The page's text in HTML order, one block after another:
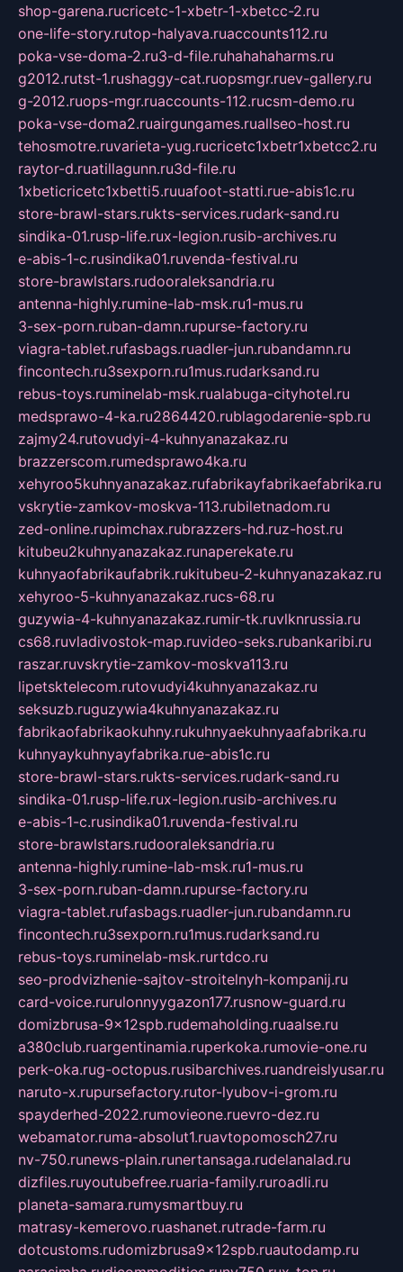
shop-garena.rucricetc-1-xbetr-1-xbetcc-2.ru
one-life-story.rutop-halyava.ruaccounts112.ru
poka-vse-doma-2.ru3-d-file.ruhahahaharms.ru
g2012.rutst-1.rushaggy-cat.ruopsmgr.ruev-gallery.ru
g-2012.ruops-mgr.ruaccounts-112.rucsm-demo.ru
poka-vse-doma2.ruairgungames.ruallseo-host.ru
tehosmotre.ruvarieta-yug.rucricetc1xbetr1xbetcc2.ru
raytor-d.ruatillagunn.ru3d-file.ru
1xbeticricetc1xbetti5.ruuafoot-statti.rue-abis1c.ru
store-brawl-stars.rukts-services.rudark-sand.ru
sindika-01.rusp-life.rux-legion.rusib-archives.ru
e-abis-1-c.rusindika01.ruvenda-festival.ru
store-brawlstars.rudooraleksandria.ru
antenna-highly.rumine-lab-msk.ru1-mus.ru
3-sex-porn.ruban-damn.rupurse-factory.ru
viagra-tablet.rufasbags.ruadler-jun.rubandamn.ru
fincontech.ru3sexporn.ru1mus.rudarksand.ru
rebus-toys.ruminelab-msk.rualabuga-cityhotel.ru
medsprawo-4-ka.ru2864420.rublagodarenie-spb.ru
zajmy24.rutovudyi-4-kuhnyanazakaz.ru
brazzerscom.rumedsprawo4ka.ru
xehyroo5kuhnyanazakaz.rufabrikayfabrikaefabrika.ru
vskrytie-zamkov-moskva-113.rubiletnadom.ru
zed-online.rupimchax.rubrazzers-hd.ruz-host.ru
kitubeu2kuhnyanazakaz.runaperekate.ru
kuhnyaofabrikaufabrik.rukitubeu-2-kuhnyanazakaz.ru
xehyroo-5-kuhnyanazakaz.rucs-68.ru
guzywia-4-kuhnyanazakaz.rumir-tk.ruvlknrussia.ru
cs68.ruvladivostok-map.ruvideo-seks.rubankaribi.ru
raszar.ruvskrytie-zamkov-moskva113.ru
lipetsktelecom.rutovudyi4kuhnyanazakaz.ru
seksuzb.ruguzywia4kuhnyanazakaz.ru
fabrikaofabrikaokuhny.rukuhnyaekuhnyaafabrika.ru
kuhnyaykuhnyayfabrika.rue-abis1c.ru
store-brawl-stars.rukts-services.rudark-sand.ru
sindika-01.rusp-life.rux-legion.rusib-archives.ru
e-abis-1-c.rusindika01.ruvenda-festival.ru
store-brawlstars.rudooraleksandria.ru
antenna-highly.rumine-lab-msk.ru1-mus.ru
3-sex-porn.ruban-damn.rupurse-factory.ru
viagra-tablet.rufasbags.ruadler-jun.rubandamn.ru
fincontech.ru3sexporn.ru1mus.rudarksand.ru
rebus-toys.ruminelab-msk.rurtdco.ru
seo-prodvizhenie-sajtov-stroitelnyh-kompanij.ru
card-voice.rurulonnyygazon177.rusnow-guard.ru
domizbrusa-9x12spb.rudemaholding.ruaalse.ru
a380club.ruargentinamia.ruperkoka.rumovie-one.ru
perk-oka.rug-octopus.rusibarchives.ruandreislyusar.ru
naruto-x.rupursefactory.rutor-lyubov-i-grom.ru
spayderhed-2022.rumovieone.ruevro-dez.ru
webamator.ruma-absolut1.ruavtopomosch27.ru
nv-750.runews-plain.runertansaga.rudelanalad.ru
dizfiles.ruyoutubefree.ruaria-family.ruroadli.ru
planeta-samara.rumysmartbuy.ru
matrasy-kemerovo.ruashanet.rutrade-farm.ru
dotcustoms.rudomizbrusa9x12spb.ruautodamp.ru